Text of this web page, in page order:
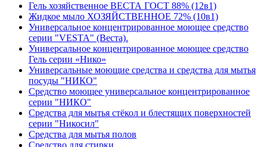
Гель хозяйственное ВЕСТА ГОСТ 88% (12в1)
Жидкое мыло ХОЗЯЙСТВЕННОЕ 72% (10в1)
Универсальное концентрированное моющее средство
серии "VESTA" (Веста).
Универсальное концентрированное моющее средство
Гель серии «Нико»
Универсальные моющие средства и средства для мытья
посуды "НИКО"
Средство моющее универсальное концентрированное
серии "НИКО"
Средства для мытья стёкол и блестящих поверхностей
серии "Никосил"
Средства для мытья полов